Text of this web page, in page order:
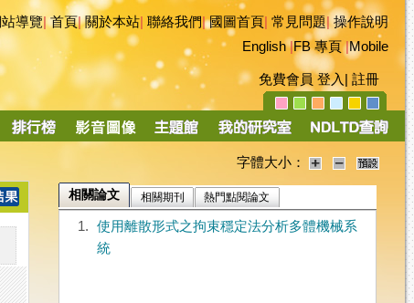
導覽|首頁|關於本站 聯絡我們|國圖首頁 常見問題|操作說明
English|FB 專頁|Mobile
免費會員 登入 註冊
字體大小：
相關論文 相關期刊 熱門點閱論文
1.
使用離散形式之拘束穩定法分析多體機械系
統